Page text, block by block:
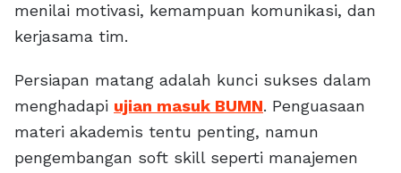
menilai motivasi, kemampuan komunikasi, dan
kerjasama tim.
Persiapan matang adalah kunci sukses dalam
menghadapi ujian masuk BUMN. Penguasaan
materi akademis tentu penting, namun
pengembangan soft skill seperti manajemen